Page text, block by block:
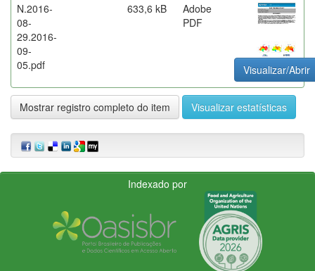
N.2016-
08-
29.2016-
09-
05.pdf
633,6 kB
Adobe
PDF
Visualizar/Abrir
Mostrar registro completo do item Visualizar estatísticas
Indexado por